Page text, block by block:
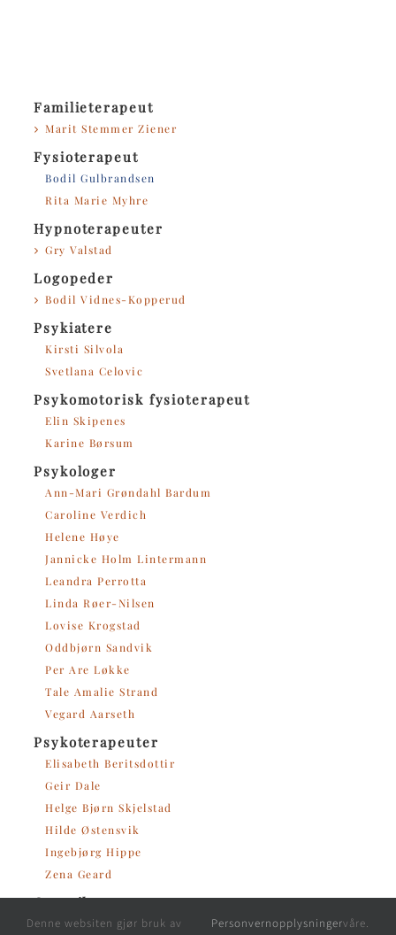
Familieterapeut
Marit Stemmer Ziener
Fysioterapeut
Bodil Gulbrandsen
Rita Marie Myhre
Hypnoterapeuter
Gry Valstad
Logopeder
Bodil Vidnes-Kopperud
Psykiatere
Kirsti Silvola
Svetlana Celovic
Psykomotorisk fysioterapeut
Elin Skipenes
Karine Børsum
Psykologer
Ann-Mari Grøndahl Bardum
Caroline Verdich
Helene Høye
Jannicke Holm Lintermann
Leandra Perrotta
Linda Røer-Nilsen
Lovise Krogstad
Oddbjørn Sandvik
Per Are Løkke
Tale Amalie Strand
Vegard Aarseth
Psykoterapeuter
Elisabeth Beritsdottir
Geir Dale
Helge Bjørn Skjelstad
Hilde Østensvik
Ingebjørg Hippe
Zena Geard
Oversikt
Alle Terapeutene
Denne websiten gjør bruk av Personvernopplysningervåre.